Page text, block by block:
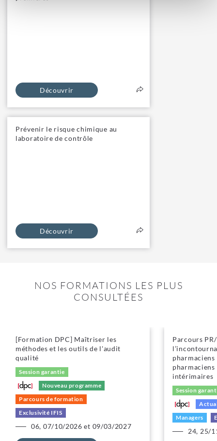
Découvrir
Prévenir le risque chimique au
laboratoire de contrôle
Découvrir
NOS FORMATIONS LES PLUS
CONSULTÉES
[Formation DPC] Maîtriser les
méthodes et les outils de l'audit
qualité
Session garantie
Nouveau programme
Parcours de formation
Exclusivité IFIS
06, 07/10/2026 et 09/03/2027
Parcours
pharmaciens
pharmaciens
intérimaires
Session
Managers
24, 25/